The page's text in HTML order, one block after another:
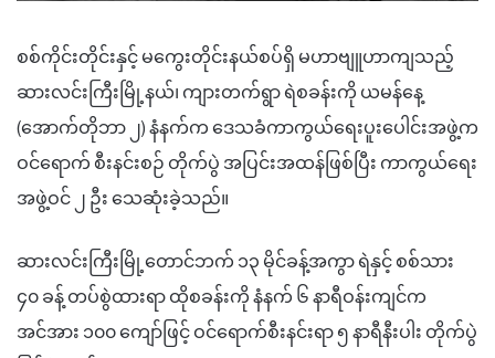
စစ်ကိုင်းတိုင်းနှင့် မကွေးတိုင်းနယ်စပ်ရှိ မဟာဗျူဟာကျသည့်
ဆားလင်းကြီးမြို့နယ်၊ ကျားတက်ရွာ ရဲစခန်းကို ယမန်နေ့
(အောက်တိုဘာ ၂) နံနက်က ဒေသခံကာကွယ်ရေးပူးပေါင်းအဖွဲ့က
ဝင်ရောက် စီးနင်းစဉ် တိုက်ပွဲ အပြင်းအထန်ဖြစ်ပြီး ကာကွယ်ရေး
အဖွဲ့ဝင် ၂ ဦး သေဆုံးခဲ့သည်။
ဆားလင်းကြီးမြို့တောင်ဘက် ၁၃ မိုင်ခန့်အကွာ ရဲနှင့် စစ်သား
၄၀ ခန့် တပ်စွဲထားရာ ထိုစခန်းကို နံနက် ၆ နာရီဝန်းကျင်က
အင်အား ၁၀၀ ကျော်ဖြင့် ဝင်ရောက်စီးနင်းရာ ၅ နာရီနီးပါး တိုက်ပွဲ